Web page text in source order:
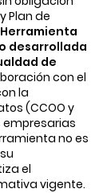
Plan de
Herramienta
desarrollada
de
con el
la
(CCOO y
empresarias
no es
el
vigente.